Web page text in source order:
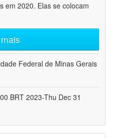
em 2020. Elas se colocam
Federal de Minas Gerais
BRT 2023-Thu Dec 31